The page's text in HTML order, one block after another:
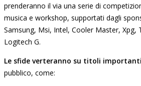
prenderanno il via una serie di
musica e workshop, supportati dagli
Samsung, Msi, Intel, Cooler Master, Xpg,
Logitech G.
Le sfide verteranno su titoli importanti
pubblico, come: